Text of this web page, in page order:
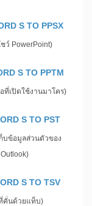
S TO PPSX
ว์ PowerPoint)
S TO PPTM
ที่เปิดใช้งานมาโคร)
S TO PST
บข้อมูลส่วนตัวของ
Outlook)
S TO TSV
คั่นด้วยแท็บ)